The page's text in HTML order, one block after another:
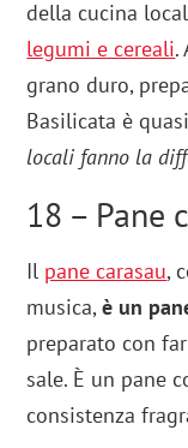
della cucina
legumi e cereali.
grano duro,
Basilicata è
locali fanno la
18 – Pane
Il pane carasau,
musica,è un
preparato con
sale. È un pane
consistenza